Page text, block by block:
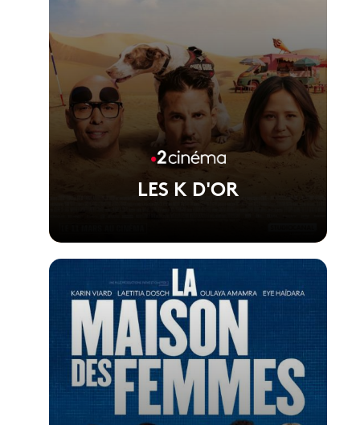
LES K D'OR
1er film de Jérémy Ferrari
Voir la fiche du film